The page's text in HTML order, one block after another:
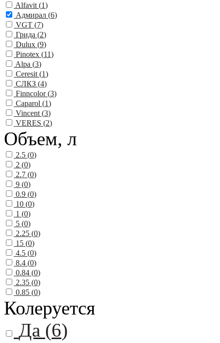
Alfavit (1)
Адмирал (6)
VGT (7)
Грида (2)
Dulux (9)
Pinotex (11)
Alpa (3)
Ceresit (1)
СЛКЗ (4)
Finncolor (3)
Caparol (1)
Vincent (3)
VERES (2)
Объем, л
2.5 (0)
2 (0)
2.7 (0)
9 (0)
0.9 (0)
10 (0)
1 (0)
5 (0)
2.25 (0)
15 (0)
4.5 (0)
8.4 (0)
0.84 (0)
2.35 (0)
0.85 (0)
Колеруется
Да (6)